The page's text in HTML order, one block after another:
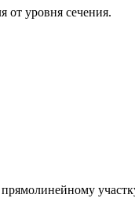
от уровня сечения.